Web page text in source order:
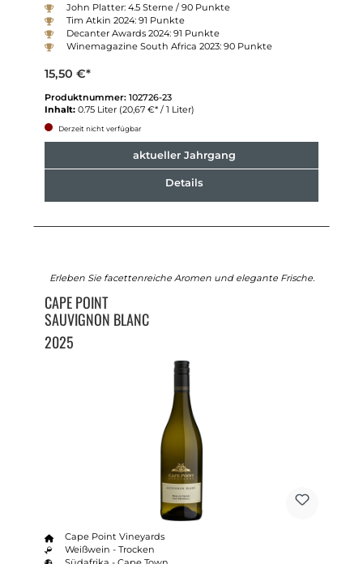
John Platter: 4.5 Sterne / 90 Punkte
Tim Atkin 2024: 91 Punkte
Decanter Awards 2024: 91 Punkte
Winemagazine South Africa 2023: 90 Punkte
15,50 €*
Produktnummer: 102726-23
Inhalt: 0.75 Liter (20,67 €* / 1 Liter)
Derzeit nicht verfügbar
aktueller Jahrgang
Details
Erleben Sie facettenreiche Aromen und elegante Frische.
CAPE POINT
SAUVIGNON BLANC
2025
Cape Point Vineyards
Weißwein - Trocken